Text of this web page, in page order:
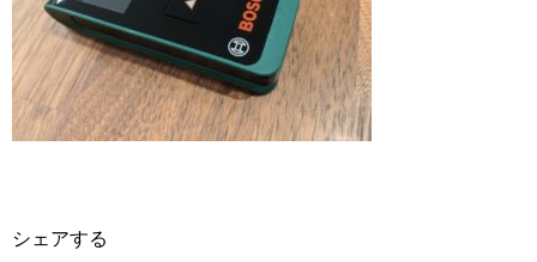
シェアする